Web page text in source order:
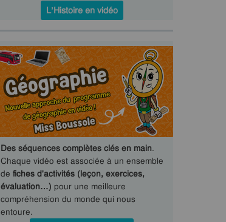
L’Histoire en vidéo
Des séquences complètes clés en main.
Chaque vidéo est associée à un ensemble
de fiches d'activités (leçon, exercices,
évaluation…) pour une meilleure
compréhension du monde qui nous
entoure.